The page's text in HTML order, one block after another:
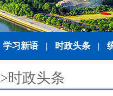
学习新语 | 时政头条 |
>时政头条